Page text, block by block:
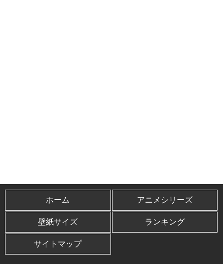
ホーム アニメシリーズ
壁紙サイズ ランキング
サイトマップ